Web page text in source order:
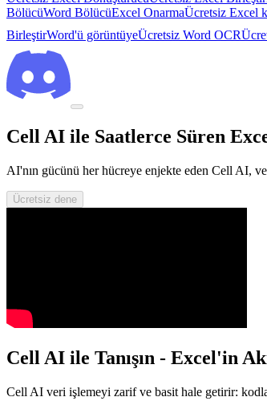
BölücüWord BölücüExcel OnarmaÜcretsiz Excel
BirleştirWord'ü görüntüyeÜcretsiz Word OCR
Cell AI ile Saatlerce Süren
AI'nın gücünü her hücreye enjekte eden Cell AI,
Ücretsiz dene
Cell AI ile Tanışın - Excel'in
Cell AI veri işlemeyi zarif ve basit hale getirir: